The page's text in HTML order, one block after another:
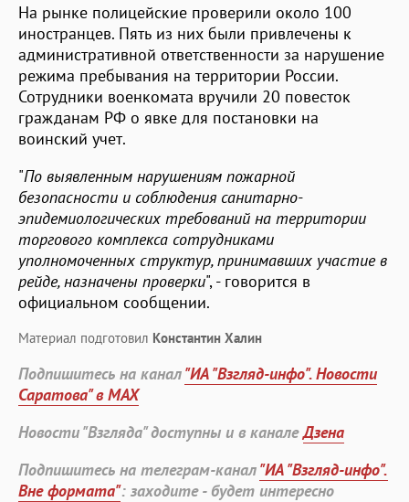
На рынке полицейские проверили около 100
иностранцев. Пять из них были привлечены к
административной ответственности за нарушение
режима пребывания на территории России.
Сотрудники военкомата вручили 20 повесток
гражданам РФ о явке для постановки на
воинский учет.
"По выявленным нарушениям пожарной
безопасности и соблюдения санитарно-
эпидемиологических требований на территории
торгового комплекса сотрудниками
уполномоченных структур, принимавших участие в
рейде, назначены проверки", - говорится в
официальном сообщении.
Материал подготовил Константин Халин
Подпишитесь на канал"ИА "Взгляд-инфо". Новости
Саратова" в MAX
Новости "Взгляда" доступны и в каналеДзена
Подпишитесь на телеграм-канал"ИА "Взгляд-инфо".
Вне формата": заходите - будет интересно